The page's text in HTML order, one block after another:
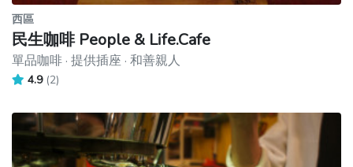
西區
民生咖啡 People & Life.Cafe
單品咖啡 · 提供插座 · 和善親人
4.9 (2)